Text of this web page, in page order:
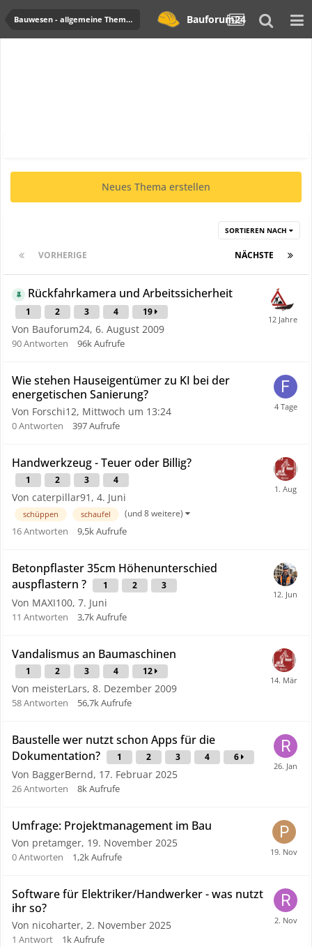
Bauwesen - allgemeine Themen und News Bauforum24
Neues Thema erstellen
SORTIEREN NACH
VORHERIGE NÄCHSTE
Rückfahrkamera und Arbeitssicherheit
1 2 3 4 19
Von Bauforum24, 6. August 2009
90Antworten 96kAufrufe
Wie stehen Hauseigentümer zu KI bei der
energetischen Sanierung?
Von Forschi12, Mittwoch um 13:24
0Antworten 397Aufrufe
Handwerkzeug - Teuer oder Billig?
1 2 3 4
Von caterpillar91, 4. Juni
schüppen schaufel (und 8 weitere)
16Antworten 9,5kAufrufe
Betonpflaster 35cm Höhenunterschied
auspflastern ?
1 2 3
Von MAXI100, 7. Juni
11 Antworten 3,7kAufrufe
Vandalismus an Baumaschinen
1 2 3 4 12
Von meisterLars, 8. Dezember 2009
58Antworten 56,7kAufrufe
Baustelle wer nutzt schon Apps für die
Dokumentation?
1 2 3 4 6
Von BaggerBernd, 17. Februar 2025
26Antworten 8kAufrufe
Umfrage: Projektmanagement im Bau
Von pretamger, 19. November 2025
0Antworten 1,2kAufrufe
Software für Elektriker/Handwerker - was nutzt
ihr so?
Von nicoharter, 2. November 2025
1 Antwort 1kAufrufe